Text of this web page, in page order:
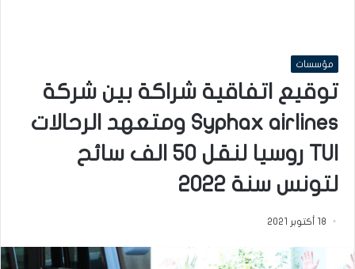
مؤسسات
توقيع اتفاقية شراكة بين شركة
Syphax airlines ومتعهد الرحالات
TUI روسيا لنقل 50 الف سائح
لتونس سنة 2022
18 أكتوبر 2021